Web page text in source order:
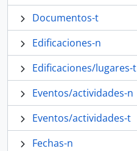
Documentos-t
Edificaciones-n
Edificaciones/lugares-t
Eventos/actividades-n
Eventos/actividades-t
Fechas-n